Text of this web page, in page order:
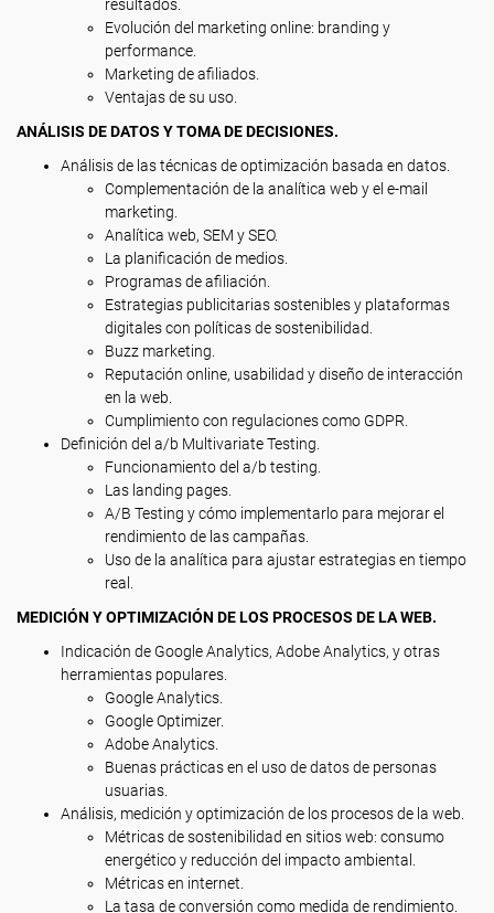
resultados.
Evolución del marketing online: branding y
performance.
Marketing de afiliados.
Ventajas de su uso.
ANÁLISIS DE DATOS Y TOMA DE DECISIONES.
Análisis de las técnicas de optimización basada en datos.
Complementación de la analítica web y el e-mail
marketing.
Analítica web, SEM y SEO.
La planificación de medios.
Programas de afiliación.
Estrategias publicitarias sostenibles y plataformas
digitales con políticas de sostenibilidad.
Buzz marketing.
Reputación online, usabilidad y diseño de interacción
en la web.
Cumplimiento con regulaciones como GDPR.
Definición del a/b Multivariate Testing.
Funcionamiento del a/b testing.
Las landing pages.
A/B Testing y cómo implementarlo para mejorar el
rendimiento de las campañas.
Uso de la analítica para ajustar estrategias en tiempo
real.
MEDICIÓN Y OPTIMIZACIÓN DE LOS PROCESOS DE LA WEB.
Indicación de Google Analytics, Adobe Analytics, y otras
herramientas populares.
Google Analytics.
Google Optimizer.
Adobe Analytics.
Buenas prácticas en el uso de datos de personas
usuarias.
Análisis, medición y optimización de los procesos de la web.
Métricas de sostenibilidad en sitios web: consumo
energético y reducción del impacto ambiental.
Métricas en internet.
La tasa de conversión como medida de rendimiento.